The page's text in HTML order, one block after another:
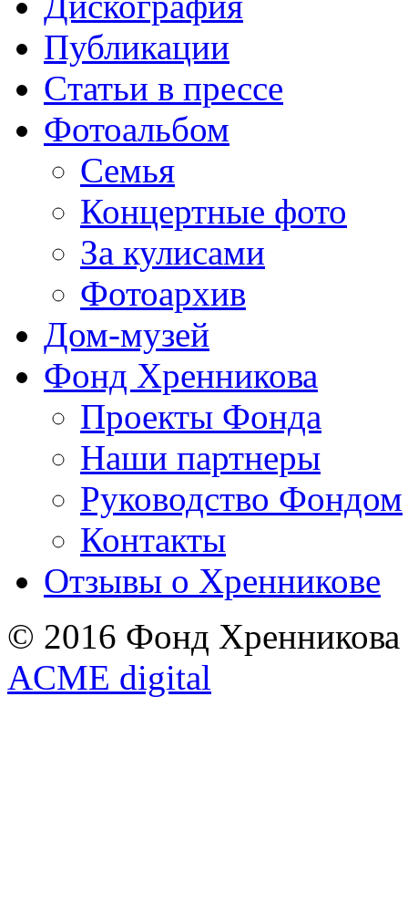
Публикации
Cтатьи в прессе
Фотоальбом
Семья
Концертные фото
За кулисами
Фотоархив
Дом-музей
Фонд Хренникова
Проекты Фонда
Наши партнеры
Руководство Фондом
Контакты
Отзывы о Хренникове
© 2016 Фонд Хренникова
ACME digital